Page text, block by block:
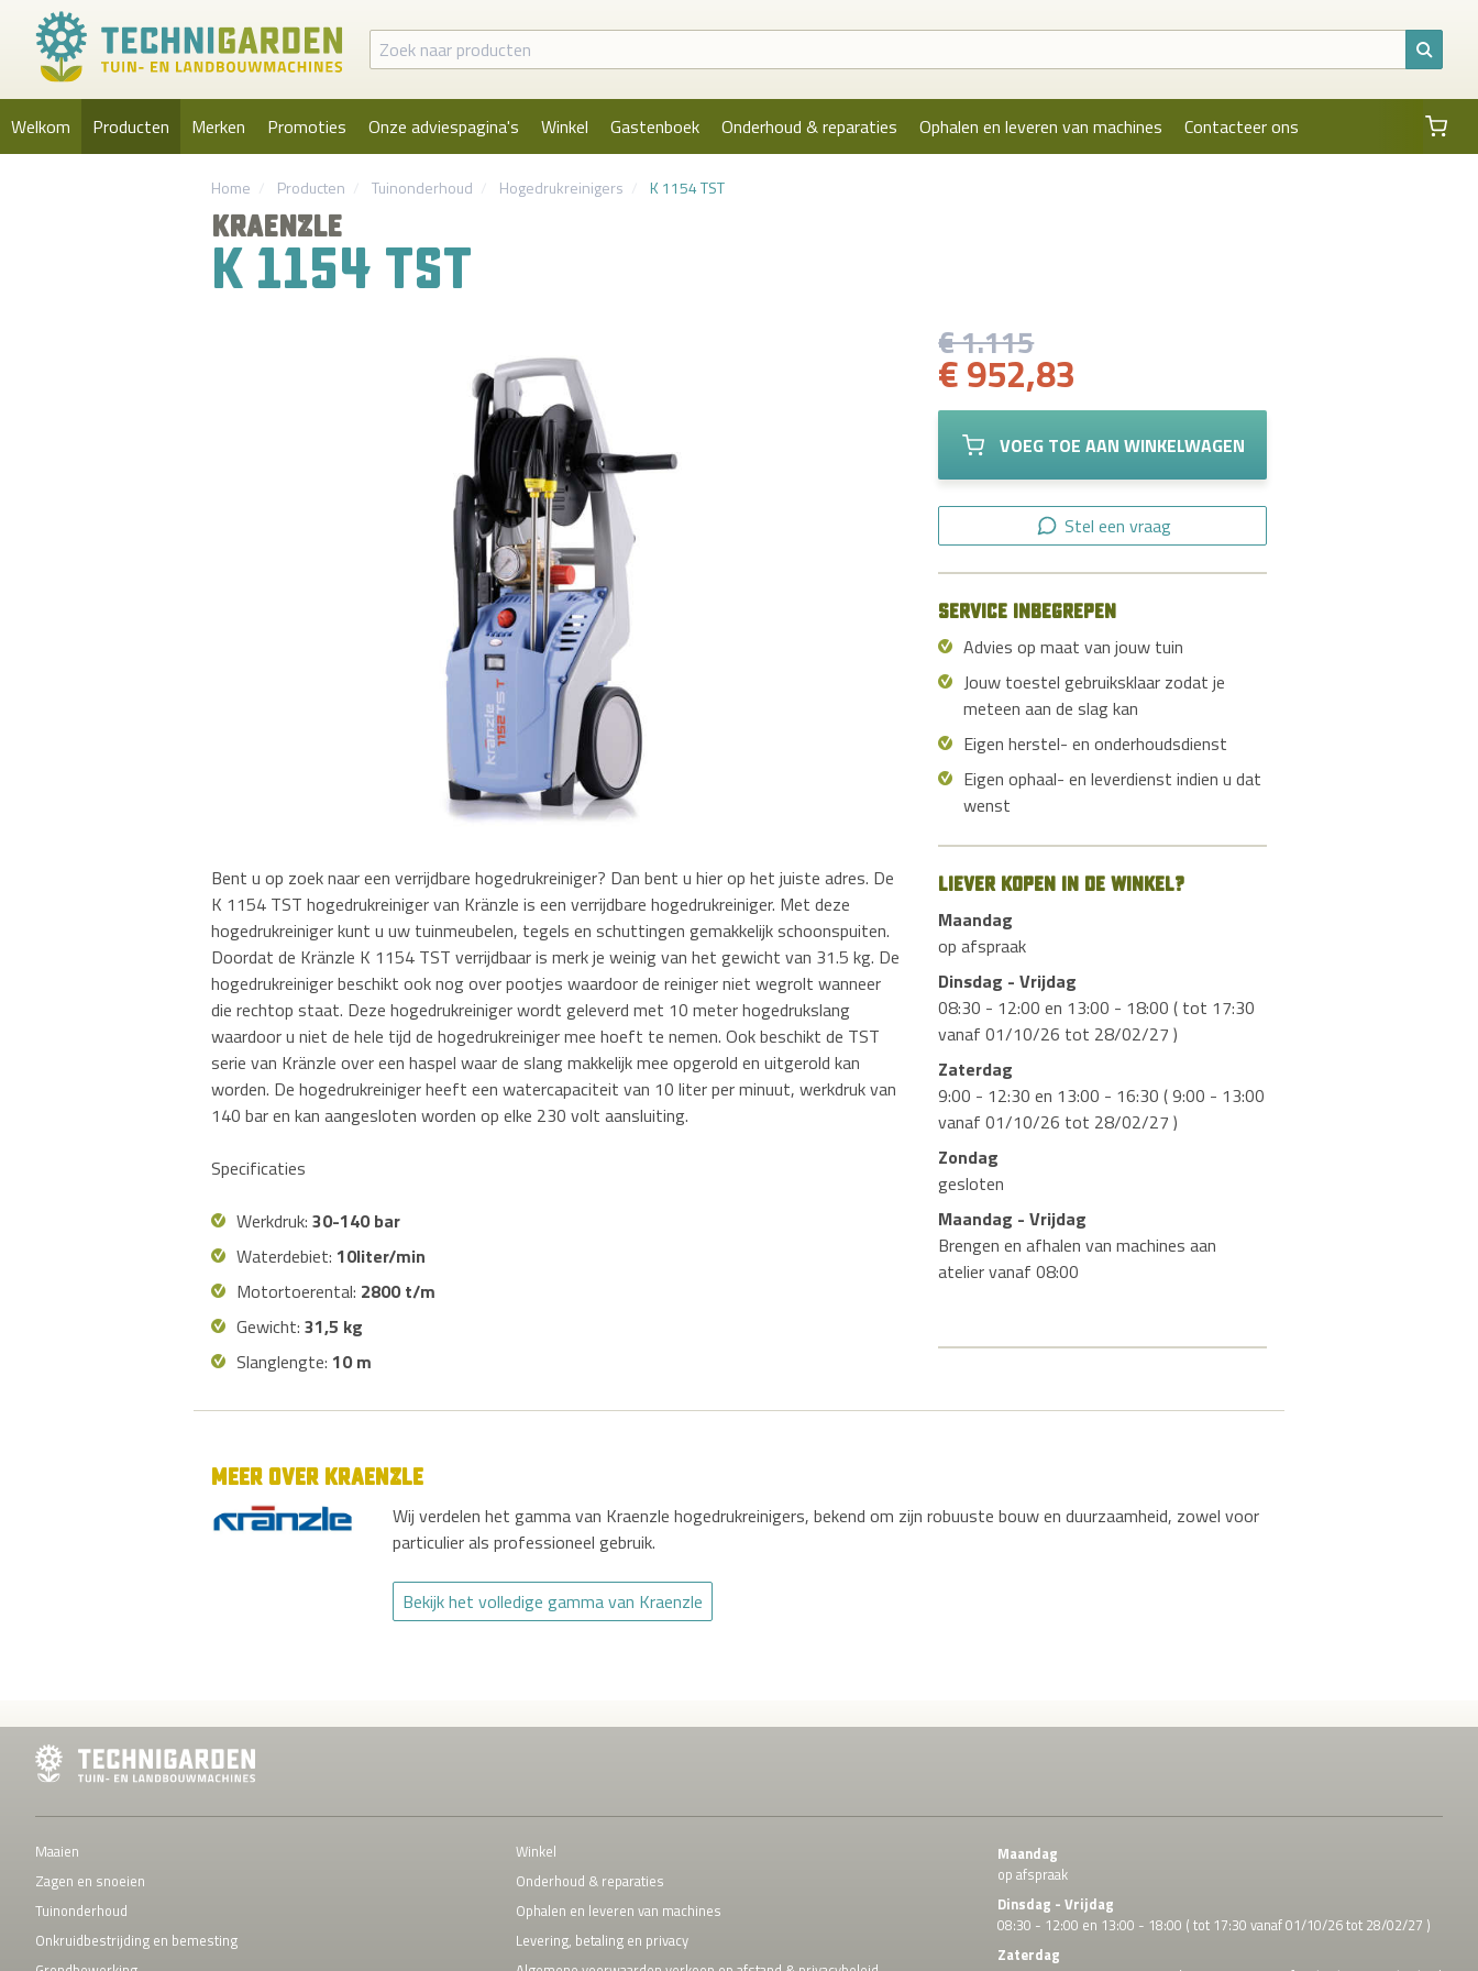
Welkom Producten Merken Promoties Onze adviespagina's Winkel Gastenboek Onderhoud & reparaties Ophalen en leveren van machines Contacteer ons
Home Producten Tuinonderhoud Hogedrukreinigers K 1154 TST
KRAENZLE
K 1154 TST
Bent u op zoek naar een verrijdbare hogedrukreiniger? Dan bent u hier op het juiste adres. De
K 1154 TST hogedrukreiniger van Kränzle is een verrijdbare hogedrukreiniger. Met deze
hogedrukreiniger kunt u uw tuinmeubelen, tegels en schuttingen gemakkelijk schoonspuiten.
Doordat de Kränzle K 1154 TST verrijdbaar is merk je weinig van het gewicht van 31.5 kg. De
hogedrukreiniger beschikt ook nog over pootjes waardoor de reiniger niet wegrolt wanneer
die rechtop staat. Deze hogedrukreiniger wordt geleverd met 10 meter hogedrukslang
waardoor u niet de hele tijd de hogedrukreiniger mee hoeft te nemen. Ook beschikt de TST
serie van Kränzle over een haspel waar de slang makkelijk mee opgerold en uitgerold kan
worden. De hogedrukreiniger heeft een watercapaciteit van 10 liter per minuut, werkdruk van
140 bar en kan aangesloten worden op elke 230 volt aansluiting.
Specificaties
Werkdruk: 30-140 bar
Waterdebiet: 10liter/min
Motortoerental: 2800 t/m
Gewicht: 31,5 kg
Slanglengte: 10 m
€ 1.115
€ 952,83
VOEG TOE AAN WINKELWAGEN
Stel een vraag
Service inbegrepen
Advies op maat van jouw tuin
Jouw toestel gebruiksklaar zodat je
meteen aan de slag kan
Eigen herstel- en onderhoudsdienst
Eigen ophaal- en leverdienst indien u dat
wenst
Liever kopen in de winkel?
Maandag
op afspraak
Dinsdag - Vrijdag
08:30 - 12:00 en 13:00 - 18:00 ( tot 17:30
vanaf 01/10/26 tot 28/02/27 )
Zaterdag
9:00 - 12:30 en 13:00 - 16:30 ( 9:00 - 13:00
vanaf 01/10/26 tot 28/02/27 )
Zondag
gesloten
Maandag - Vrijdag
Brengen en afhalen van machines aan
atelier vanaf 08:00
MEER OVER KRAENZLE
Wij verdelen het gamma van Kraenzle hogedrukreinigers, bekend om zijn robuuste bouw en duurzaamheid, zowel voor
particulier als professioneel gebruik.
Bekijk het volledige gamma van Kraenzle
Maaien
Zagen en snoeien
Tuinonderhoud
Onkruidbestrijding en bemesting
Winkel
Onderhoud & reparaties
Ophalen en leveren van machines
Levering, betaling en privacy
Maandag
op afspraak
Dinsdag - Vrijdag
08:30 - 12:00 en 13:00 - 18:00 ( tot 17:30 vanaf 01/10/26 tot 28/02/27 )
Zaterdag